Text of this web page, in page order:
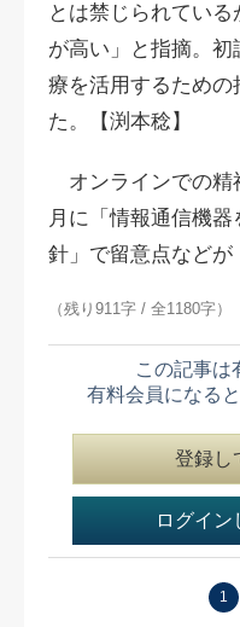
とは禁じられてい
が高い」と指摘。
療を活用するため
た。【渕本稔】
オンラインでの精
月に「情報通信機
針」で留意点などが
（残り911字 / 全1180字）
この記事は
有料会員になる
登録し
ログイン
1